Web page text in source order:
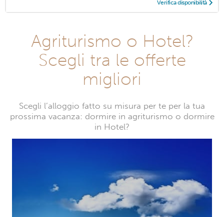
Verifica disponibilità
Agriturismo o Hotel?
Scegli tra le offerte
migliori
Scegli l’alloggio fatto su misura per te per la tua
prossima vacanza: dormire in agriturismo o dormire
in Hotel?